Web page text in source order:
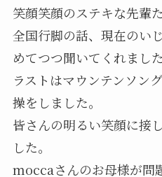
笑顔笑顔のステキな先輩
全国行脚の話、現在のい
めてつつ聞いてくれました
ラストはマウンテンソン
操をしました。
皆さんの明るい笑顔に接
した。
moccaさんのお母様が問